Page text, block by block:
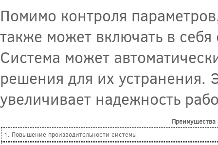
Помимо контроля
также может включать в
Система может
решения для их устранения.
увеличивает надежность
Преимущества
1. Повышение производительности системы